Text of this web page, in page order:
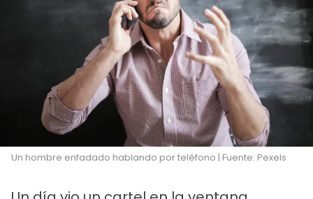
Un hombre enfadado hablando por teléfono | Fuente: Pexels